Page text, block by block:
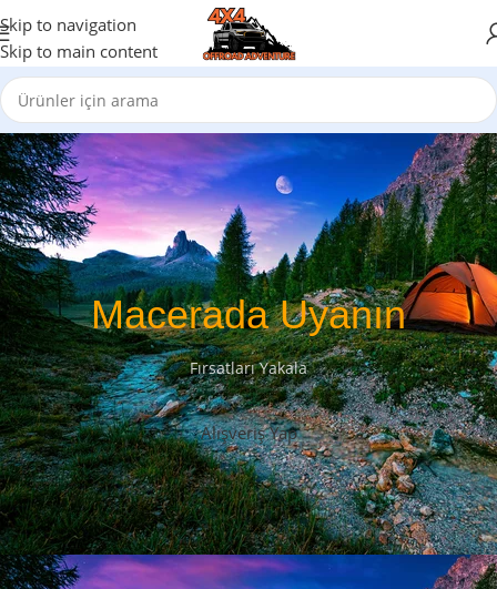
Skip to navigation
Skip to main content
Macerada Uyanın
Fırsatları Yakala
Alışveriş Yap